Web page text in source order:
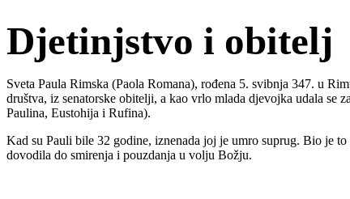
Djetinjstvo i obitelj
Sveta Paula Rimska (Paola Romana), rođena 5. svibnja 347. u
društva, iz senatorske obitelji, a kao vrlo mlada djevojka udala se
Paulina, Eustohija i Rufina).
Kad su Pauli bile 32 godine, iznenada joj je umro suprug. Bio je
dovodila do smirenja i pouzdanja u volju Božju.